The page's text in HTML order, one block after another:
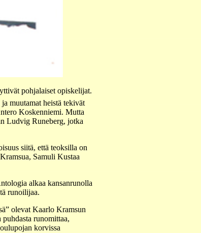
pohjalaiset opiskelijat.
muutamat heistä tekivät
Koskenniemi. Mutta
Ludvig Runeberg, jotka
siitä, että teoksilla on
Samuli Kustaa
alkaa kansanrunolla
runoilijaa.
olevat Kaarlo Kramsun
runomittaa,
korvissa